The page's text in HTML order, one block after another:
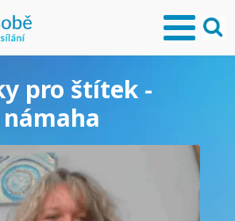
pro štítek -